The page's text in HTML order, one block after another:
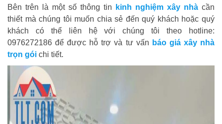
Bên trên là một số thông tin
kinh nghiệm xây nhà cần
thiết mà chúng tôi muốn chia sẻ đến quý khách hoặc quý
khách có thể liên hệ với chúng tôi theo hotline:
0976272186 để được hỗ trợ và tư vấn báo giá xây nhà
trọn gói chi tiết.